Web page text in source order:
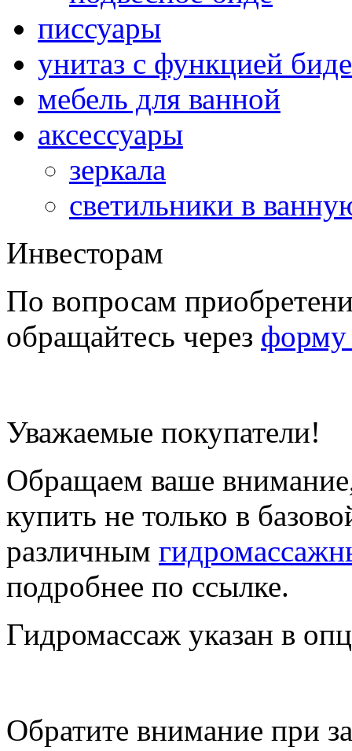
писсуары
унитаз с функцией биде
мебель для ванной
аксессуары
зеркала
светильники в
Инвесторам
По вопросам
обращайтесь через форму
Уважаемые покупатели!
Обращаем ваше
купить не только в
различным
подробнее по ссылке.
Гидромассаж указан в
Обратите внимание при